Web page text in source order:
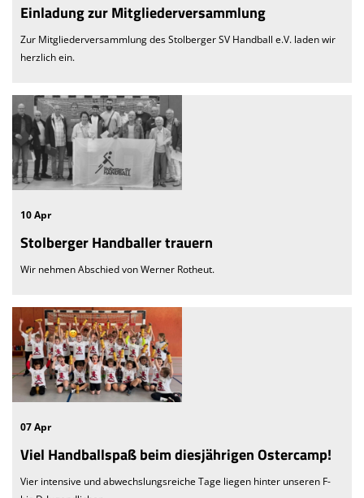
Einladung zur Mitgliederversammlung
Zur Mitgliederversammlung des Stolberger SV Handball e.V. laden wir
herzlich ein.
10 Apr
Stolberger Handballer trauern
Wir nehmen Abschied von Werner Rotheut.
07 Apr
Viel Handballspaß beim diesjährigen Ostercamp!
Vier intensive und abwechslungsreiche Tage liegen hinter unseren F-